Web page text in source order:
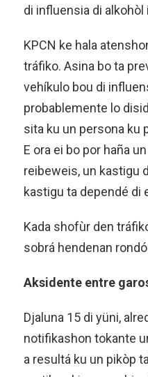
di influensia di alkohòl
KPCN ke hala
tráfiko. Asina bo ta
vehíkulo bou di
probablemente lo
sita ku un persona ku
E ora ei bo por haña
reibeweis, un kastigu
kastigu ta dependé di
Kada shofùr den
sobrá hendenan
Aksidente entre
Djaluna 15 di yüni,
notifikashon tokante
a resultá ku un pikòp